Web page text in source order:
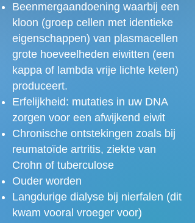
Beenmergaandoening waarbij een
kloon (groep cellen met identieke
eigenschappen) van plasmacellen
grote hoeveelheden eiwitten (een
kappa of lambda vrije lichte keten)
produceert.
Erfelijkheid: mutaties in uw DNA
zorgen voor een afwijkend eiwit
Chronische ontstekingen zoals bij
reumatoïde artritis, ziekte van
Crohn of tuberculose
Ouder worden
Langdurige dialyse bij nierfalen (dit
kwam vooral vroeger voor)